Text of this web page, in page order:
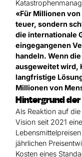
«Für Millionen
teuer, sondern
die internationale
eingegangenen
handeln. Wenn
ausgeweitet wird,
langfristige
Millionen von
Hintergrund
Als Reaktion auf
Vision seit 2021
jährlichen
Kosten eines